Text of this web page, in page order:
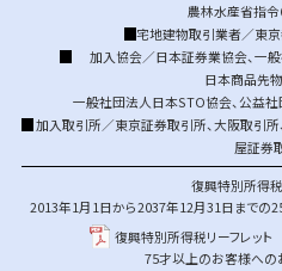
農林水産省指
宅地建物取引業者／東京
加入協会／日本証券業協会、 一
日本商品先
一般社団法人日本STO協会、 公益社
加入取引所／東京証券取引所、大阪取引所、
屋証券
復興特別所得
2013年1月1日から2037年12月31日までの
復興特別所得税リーフレット
75才以上のお客様への